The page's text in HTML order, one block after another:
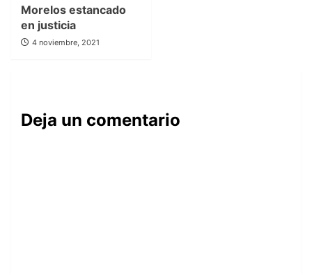
Morelos estancado
en justicia
4 noviembre, 2021
Deja un comentario